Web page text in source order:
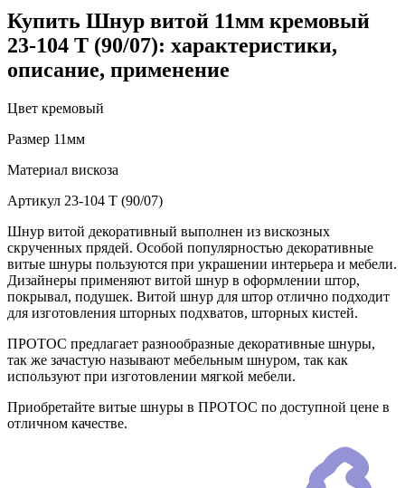
Купить Шнур витой 11мм кремовый
23-104 T (90/07): характеристики,
описание, применение
Цвет кремовый
Размер 11мм
Материал вискоза
Артикул 23-104 T (90/07)
Шнур витой декоративный выполнен из вискозных
скрученных прядей. Особой популярностью декоративные
витые шнуры пользуются при украшении интерьера и мебели.
Дизайнеры применяют витой шнур в оформлении штор,
покрывал, подушек. Витой шнур для штор отлично подходит
для изготовления шторных подхватов, шторных кистей.
ПРОТОС предлагает разнообразные декоративные шнуры,
так же зачастую называют мебельным шнуром, так как
используют при изготовлении мягкой мебели.
Приобретайте витые шнуры в ПРОТОС по доступной цене в
отличном качестве.